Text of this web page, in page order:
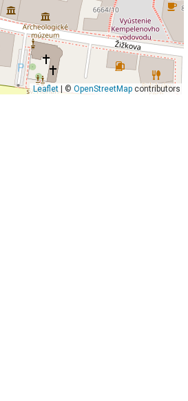
Leaflet| © OpenStreetMapcontributors